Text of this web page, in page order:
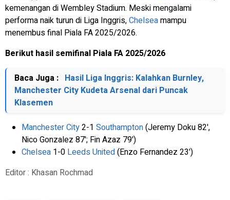
kemenangan di Wembley Stadium. Meski mengalami
performa naik turun di Liga Inggris,Chelseamampu
menembus final Piala FA 2025/2026.
Berikut hasil semifinal Piala FA 2025/2026
Baca Juga : Hasil Liga Inggris: Kalahkan Burnley,
Manchester City Kudeta Arsenal dari Puncak
Klasemen
Manchester City2-1 Southampton(Jeremy Doku 82',
Nico Gonzalez 87'; Fin Azaz 79')
Chelsea 1-0 Leeds United(Enzo Fernandez 23')
Editor : Khasan Rochmad